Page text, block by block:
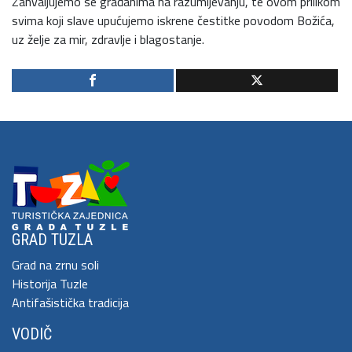
svima koji slave upućujemo iskrene čestitke povodom Božića,
uz želje za mir, zdravlje i blagostanje.
GRAD TUZLA
Grad na zrnu soli
Historija Tuzle
Antifašistička tradicija
VODIČ